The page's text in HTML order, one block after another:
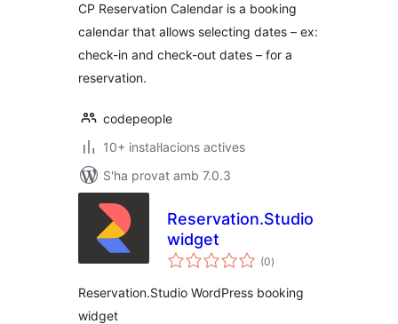
CP Reservation Calendar is a booking
calendar that allows selecting dates – ex:
check-in and check-out dates – for a
reservation.
codepeople
10+ instal·lacions actives
S'ha provat amb 7.0.3
Reservation.Studio
widget
(0puntuacions
totals
)
Reservation.Studio WordPress booking
widget